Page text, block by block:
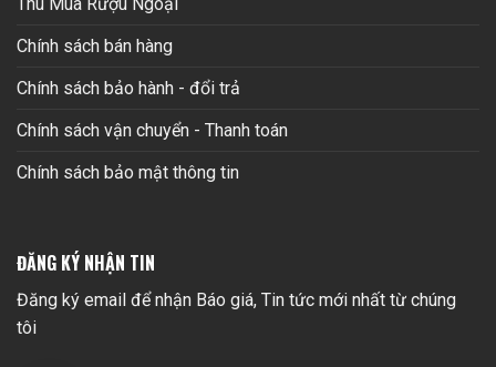
Chính sách bán hàng
Chính sách bảo hành - đổi trả
Chính sách vận chuyển - Thanh toán
Chính sách bảo mật thông tin
ĐĂNG KÝ NHẬN TIN
Đăng ký email để nhận Báo giá, Tin tức mới nhất từ chúng
tôi